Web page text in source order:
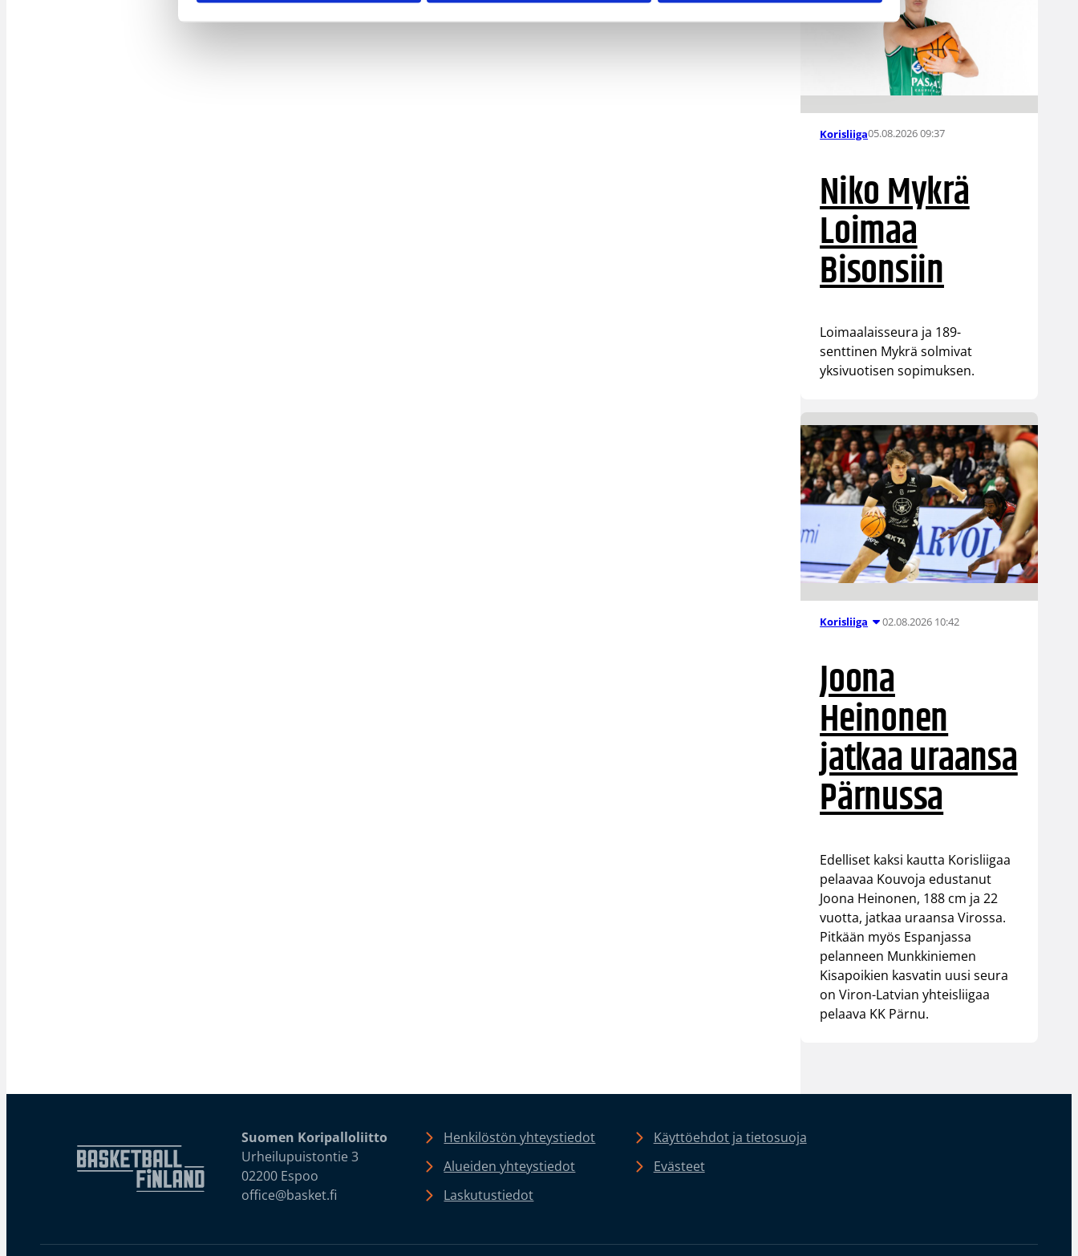
Korisliiga05.08.2026 09:37
Niko Mykrä
Loimaa
Bisonsiin
Loimaalaisseura ja 189-
senttinen Mykrä solmivat
yksivuotisen sopimuksen.
Korisliiga 02.08.2026 10:42
Joona
Heinonen
jatkaa uraansa
Pärnussa
Edelliset kaksi kautta Korisliigaa
pelaavaa Kouvoja edustanut
Joona Heinonen, 188 cm ja 22
vuotta, jatkaa uraansa Virossa.
Pitkään myös Espanjassa
pelanneen Munkkiniemen
Kisapoikien kasvatin uusi seura
on Viron-Latvian yhteisliigaa
pelaava KK Pärnu.
Suomen Koripalloliitto
Urheilupuistontie 3
02200 Espoo
office@basket.fi
Henkilöstön yhteystiedot
Alueiden yhteystiedot
Laskutustiedot
Käyttöehdot ja tietosuoja
Evästeet